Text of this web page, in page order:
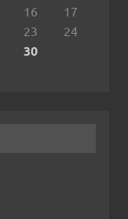
16
17
23
24
30